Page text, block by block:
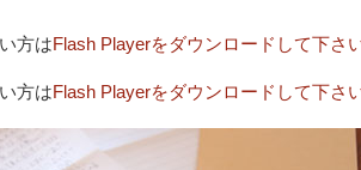
方はFlash Playerをダウンロードして下さい
方はFlash Playerをダウンロードして下さい